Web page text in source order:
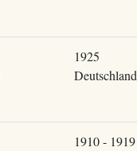
1925
Deutschland
1910 - 1919